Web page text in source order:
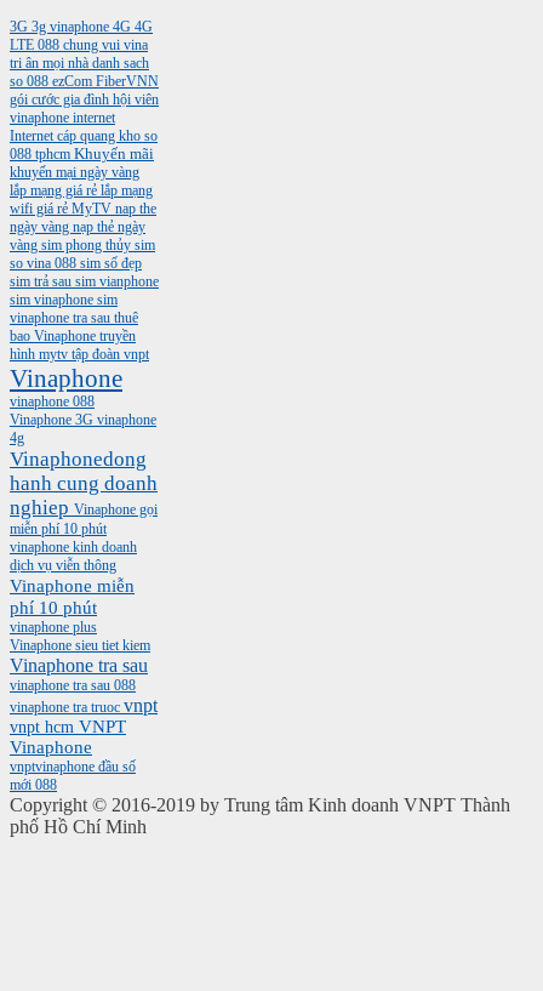
3G 3g vinaphone 4G 4G
LTE 088 chung vui vina
tri ân mọi nhà danh sach
so 088 ezCom FiberVNN
gói cước gia đình hội viên
vinaphone internet
Internet cáp quang kho so
088 tphcm Khuyến mãi
khuyến mại ngày vàng
lắp mạng giá rẻ lắp mạng
wifi giá rẻ MyTV nap the
ngày vàng nạp thẻ ngày
vàng sim phong thủy sim
so vina 088 sim số đẹp
sim trả sau sim vianphone
sim vinaphone sim
vinaphone tra sau thuê
bao Vinaphone truyền
hình mytv tập đoàn vnpt
Vinaphone
vinaphone 088
Vinaphone 3G vinaphone
4g
Vinaphonedong
hanh cung doanh
nghiep Vinaphone gọi
miễn phí 10 phút
vinaphone kinh doanh
dịch vụ viễn thông
Vinaphone miễn
phí 10 phút
vinaphone plus
Vinaphone sieu tiet kiem
Vinaphone tra sau
vinaphone tra sau 088
vinaphone tra truoc vnpt
vnpt hcm VNPT
Vinaphone
vnptvinaphone đầu số
mới 088
Copyright © 2016-2019 by Trung tâm Kinh doanh VNPT Thành
phố Hồ Chí Minh